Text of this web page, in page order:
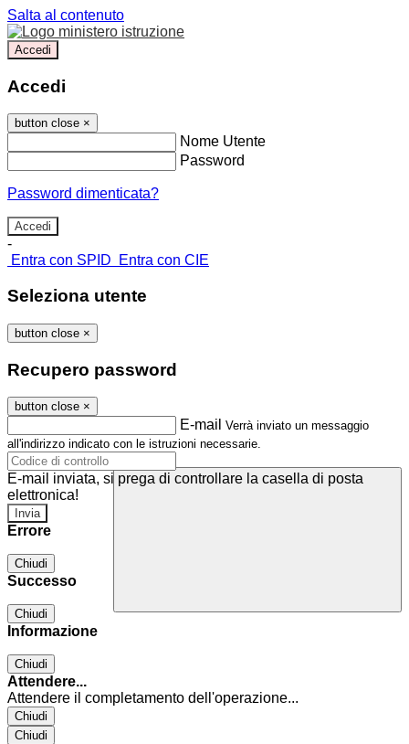
Salta al contenuto
Accedi
Accedi
button close ×
Nome Utente
Password
Password dimenticata?
-
Entra con SPID
Entra con CIE
Seleziona utente
button close ×
Recupero password
button close ×
E-mail Verrà inviato un messaggio
all'indirizzo indicato con le istruzioni necessarie.
E-mail inviata, si prega di controllare la casella di posta
elettronica!
Errore
Chiudi
Successo
Chiudi
Informazione
Chiudi
Attendere...
Attendere il completamento dell'operazione...
Chiudi
Chiudi